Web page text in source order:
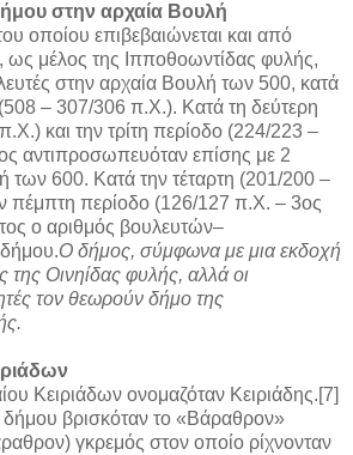
στην αρχαία Βουλή
οποίου επιβεβαιώνεται και από
ως μέλος της Ιπποθοωντίδας φυλής,
στην αρχαία Βουλή των 500, κατά
– 307/306 π.Χ.). Κατά τη δεύτερη
και την τρίτη περίοδο (224/223 –
αντιπροσωπευόταν επίσης με 2
των 600. Κατά την τέταρτη (201/200 –
πέμπτη περίοδο (126/127 π.Χ. – 3ος
ο αριθμός βουλευτών–
Ο δήμος, σύμφωνα με μια εκδοχή
της Οινηίδας φυλής, αλλά οι
τον θεωρούν δήμο της
Κειριάδων ονομαζόταν Κειριάδης.[7]
δήμου βρισκόταν το «Βάραθρον»
γκρεμός στον οποίο ρίχνονταν